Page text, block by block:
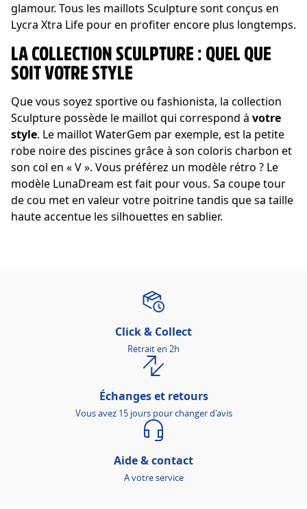
glamour. Tous les maillots Sculpture sont conçus en
Lycra Xtra Life pour en profiter encore plus longtemps.
LA COLLECTION SCULPTURE : QUEL QUE
SOIT VOTRE STYLE
Que vous soyez sportive ou fashionista, la collection
Sculpture possède le maillot qui correspond à votre
style. Le maillot WaterGem par exemple, est la petite
robe noire des piscines grâce à son coloris charbon et
son col en « V ». Vous préférez un modèle rétro ? Le
modèle LunaDream est fait pour vous. Sa coupe tour
de cou met en valeur votre poitrine tandis que sa taille
haute accentue les silhouettes en sablier.
Click & Collect
Retrait en 2h
Échanges et retours
Vous avez 15 jours pour changer d'avis
Aide & contact
A votre service